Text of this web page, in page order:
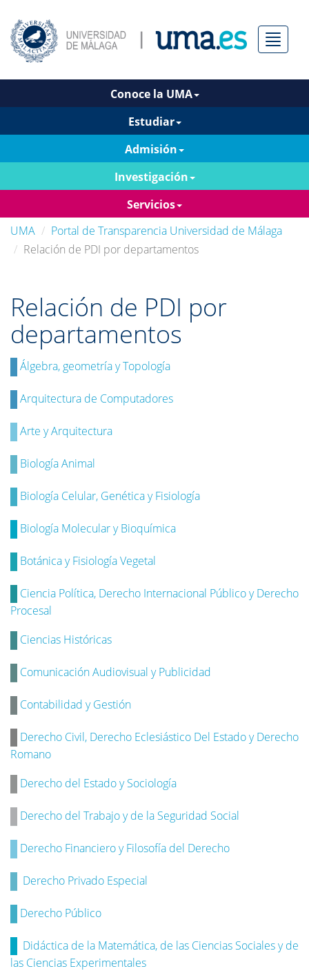
Menú
Conoce la UMA
Estudiar
Admisión
Investigación
Servicios
UMA
Portal de Transparencia Universidad de Málaga
Relación de PDI por departamentos
Relación de PDI por
departamentos
Álgebra, geometría y Topología
Arquitectura de Computadores
Arte y Arquitectura
Biología Animal
Biología Celular, Genética y Fisiología
Biología Molecular y Bioquímica
Botánica y Fisiología Vegetal
Ciencia Política, Derecho Internacional Público y Derecho
Procesal
Ciencias Históricas
Comunicación Audiovisual y Publicidad
Contabilidad y Gestión
Derecho Civil, Derecho Eclesiástico Del Estado y Derecho
Romano
Derecho del Estado y Sociología
Derecho del Trabajo y de la Seguridad Social
Derecho Financiero y Filosofía del Derecho
Derecho Privado Especial
Derecho Público
Didáctica de la Matemática, de las Ciencias Sociales y de
las Ciencias Experimentales